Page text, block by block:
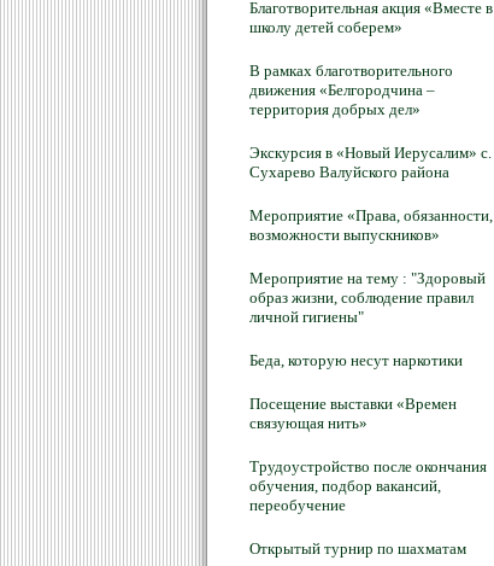
Благотворительная акция «Вместе в
школу детей соберем»
В рамках благотворительного
движения «Белгородчина –
территория добрых дел»
Экскурсия в «Новый Иерусалим» с.
Сухарево Валуйского района
Мероприятие «Права, обязанности,
возможности выпускников»
Мероприятие на тему : "Здоровый
образ жизни, соблюдение правил
личной гигиены"
Беда, которую несут наркотики
Посещение выставки «Времен
связующая нить»
Трудоустройство после окончания
обучения, подбор вакансий,
переобучение
Открытый турнир по шахматам